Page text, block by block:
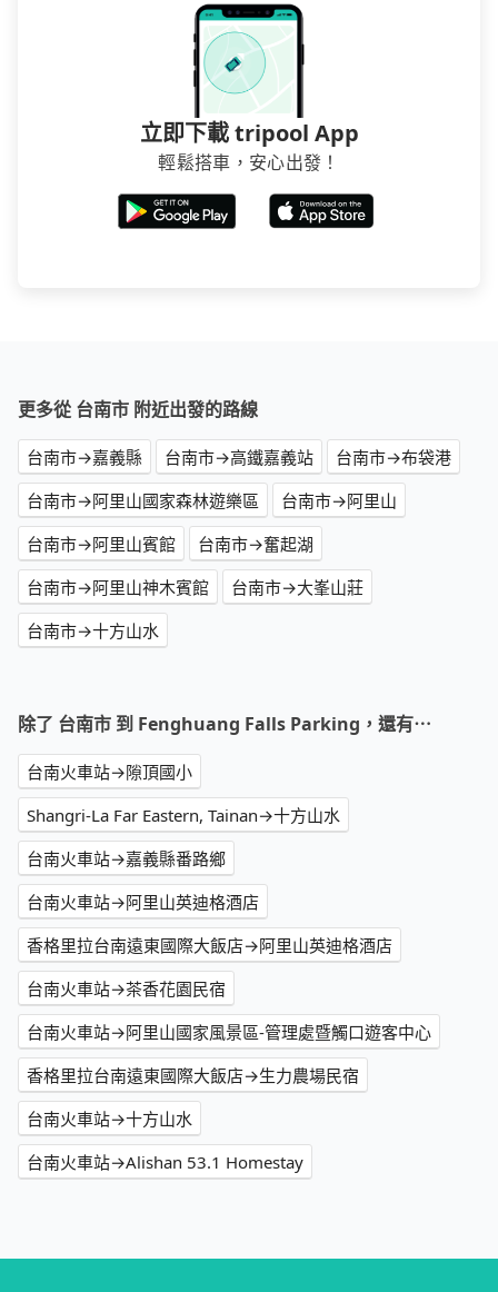
立即下載 tripool App
輕鬆搭車，安心出發！
更多從 台南市 附近出發的路線
台南市→嘉義縣 台南市→高鐵嘉義站
台南市→布袋港
台南市→阿里山國家森林遊樂區
台南市→阿里山
台南市→阿里山賓館
台南市→奮起湖
台南市→阿里山神木賓館
台南市→大峯山莊
台南市→十方山水
除了 台南市 到 Fenghuang Falls Parking，還有⋯
台南火車站→隙頂國小
Shangri-La Far Eastern, Tainan→十方山水
台南火車站→嘉義縣番路鄉
台南火車站→阿里山英迪格酒店
香格里拉台南遠東國際大飯店→阿里山英迪格酒店
台南火車站→茶香花園民宿
台南火車站→阿里山國家風景區-管理處暨觸口遊客中心
香格里拉台南遠東國際大飯店→生力農場民宿
台南火車站→十方山水
台南火車站→Alishan 53.1 Homestay